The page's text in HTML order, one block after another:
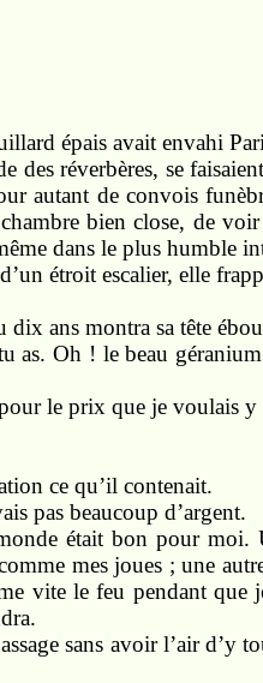
épais avait envahi
réverbères, se
autant de convois
bien close, de
dans le plus humble
étroit escalier, elle
ans montra sa tête
as. Oh ! le beau
le prix que je voulais y
ce qu’il contenait.
pas beaucoup d’argent.
était bon pour moi.
mes joues ; une
vite le feu pendant que
sans avoir l’air d’y